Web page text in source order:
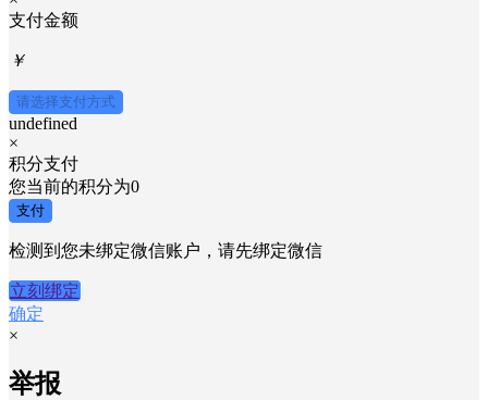
支付金额
￥
请选择支付方式
undefined
×
积分支付
您当前的积分为0
支付
检测到您未绑定微信账户，请先绑定微信
立刻绑定
确定
×
举报